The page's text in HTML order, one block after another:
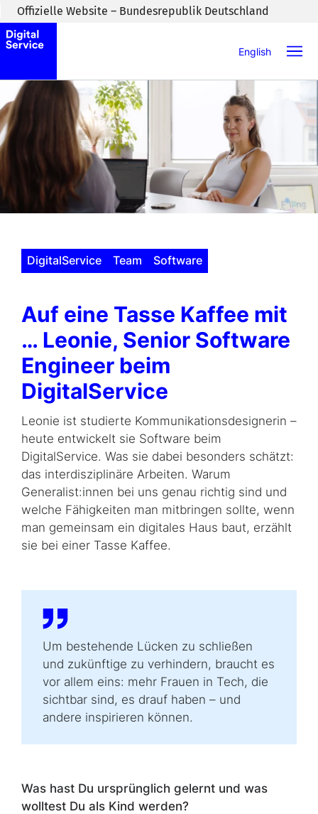
Zum Inhaltsbereich wechseln
Offizielle Website – Bundesrepublik Deutschland
English
DigitalService Team Software
Auf eine Tasse Kaffee mit
… Leonie, Senior Software
Engineer beim
DigitalService
Leonie ist studierte Kommunikationsdesignerin –
heute entwickelt sie Software beim
DigitalService. Was sie dabei besonders schätzt:
das interdisziplinäre Arbeiten. Warum
Generalist:innen bei uns genau richtig sind und
welche Fähigkeiten man mitbringen sollte, wenn
man gemeinsam ein digitales Haus baut, erzählt
sie bei einer Tasse Kaffee.
Um bestehende Lücken zu schließen
und zukünftige zu verhindern, braucht es
vor allem eins: mehr Frauen in Tech, die
sichtbar sind, es drauf haben – und
andere inspirieren können.
Was hast Du ursprünglich gelernt und was
wolltest Du als Kind werden?